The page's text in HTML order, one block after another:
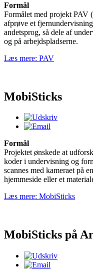
Formål
Formålet med projekt PAV
afprøve et
andetsprog, så dele af
og på arbejdspladserne.
Læs mere: PAV
MobiSticks
Formål
Projektet ønskede at
koder i undervisning og
scannes med kameraet på
hjemmeside eller et
Læs mere: MobiSticks
MobiSticks på